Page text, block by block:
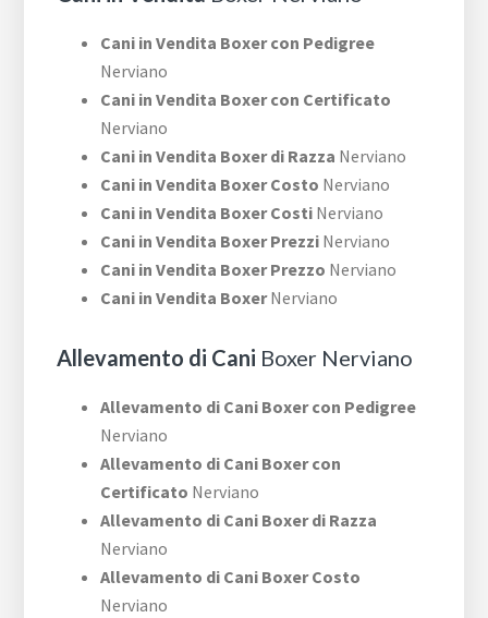
Cani in Vendita Boxer con Pedigree
Nerviano
Cani in Vendita Boxer con Certificato
Nerviano
Cani in Vendita Boxer di Razza Nerviano
Cani in Vendita Boxer Costo Nerviano
Cani in Vendita Boxer Costi Nerviano
Cani in Vendita Boxer Prezzi Nerviano
Cani in Vendita Boxer Prezzo Nerviano
Cani in Vendita BoxerNerviano
Allevamento di Cani Boxer Nerviano
Allevamento di Cani Boxer con Pedigree
Nerviano
Allevamento di Cani Boxer con
Certificato Nerviano
Allevamento di Cani Boxer di Razza
Nerviano
Allevamento di Cani Boxer Costo
Nerviano